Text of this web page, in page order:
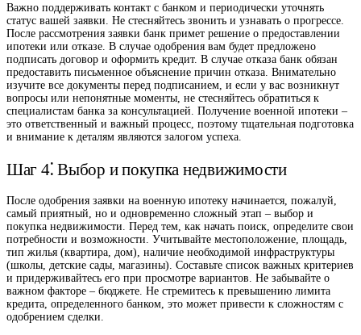
Важно поддерживать контакт с банком и периодически уточнять
статус вашей заявки. Не стесняйтесь звонить и узнавать о прогрессе.
После рассмотрения заявки банк примет решение о предоставлении
ипотеки или отказе. В случае одобрения вам будет предложено
подписать договор и оформить кредит. В случае отказа банк обязан
предоставить письменное объяснение причин отказа. Внимательно
изучите все документы перед подписанием, и если у вас возникнут
вопросы или непонятные моменты, не стесняйтесь обратиться к
специалистам банка за консультацией. Получение военной ипотеки –
это ответственный и важный процесс, поэтому тщательная подготовка
и внимание к деталям являются залогом успеха.
Шаг 4⁚ Выбор и покупка недвижимости
После одобрения заявки на военную ипотеку начинается, пожалуй,
самый приятный, но и одновременно сложный этап – выбор и
покупка недвижимости. Перед тем, как начать поиск, определите свои
потребности и возможности. Учитывайте местоположение, площадь,
тип жилья (квартира, дом), наличие необходимой инфраструктуры
(школы, детские сады, магазины). Составьте список важных критериев
и придерживайтесь его при просмотре вариантов. Не забывайте о
важном факторе – бюджете. Не стремитесь к превышению лимита
кредита, определенного банком, это может привести к сложностям с
одобрением сделки.